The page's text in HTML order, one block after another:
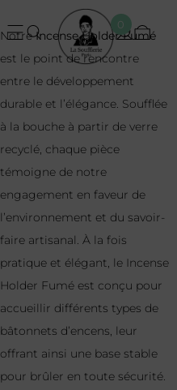
0
NotreIncense Holder Fumé
est le point de rencontre
entre le développement
durable et l’élégance. Soufflée
à la bouche à partir de verre
recyclé, chaque pièce
témoigne de notre
engagement en faveur de
l’environnement et du savoir-
faire artisanal. À la fois
pratique et élégant, le Incense
Holder Fumé est conçu pour
accueillir différents types de
bâtonnets d’encens, leur
offrant ainsi une base stable
pour brûler en toute sécurité.